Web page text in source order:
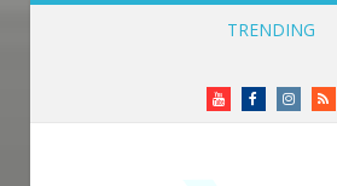
TRENDING
YoutubeFacebook